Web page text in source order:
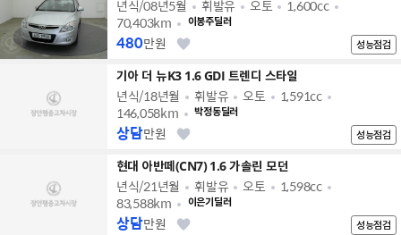
년식/08년5월 휘발유 오토
1,600cc
70,403km
이봉주딜러
성능점검
480만원
기아 더 뉴K3 1.6 GDI 트렌디 스타일
년식/18년월 휘발유 오토
1,591cc
146,058km
박정동딜러
성능점검
상담만원
현대 아반떼(CN7) 1.6 가솔린 모던
년식/21년월 휘발유 오토
1,598cc
83,588km
이은기딜러
성능점검
상담만원